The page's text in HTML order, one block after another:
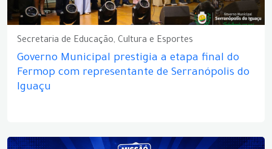
Secretaria de Educação, Cultura e Esportes
Governo Municipal prestigia a etapa final do
Fermop com representante de Serranópolis do
Iguaçu